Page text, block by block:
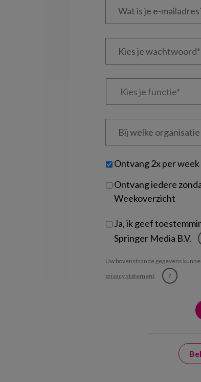
Kies
Kies
Bij
welke
je?
Untitled
Ontvang 2x per
Ontvang iedere
Weekoverzicht
Ja, ik geef
Springer Media B.V.
Uw bovenstaande gegevens
privacy statement. ?